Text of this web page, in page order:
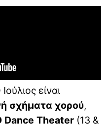
είναι
σχήματα χορού,
Dance Theater (13 &